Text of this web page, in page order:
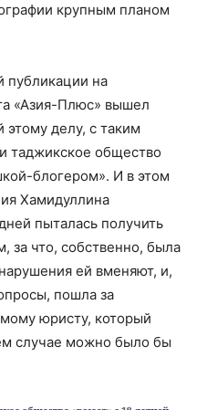
крупным планом
публикации на
«Азия-Плюс» вышел
делу, с таким
таджикское общество
блогером». И в этом
Хамидуллина
пыталась получить
что, собственно, была
ей вменяют, и,
пошла за
юристу, который
случае можно было бы